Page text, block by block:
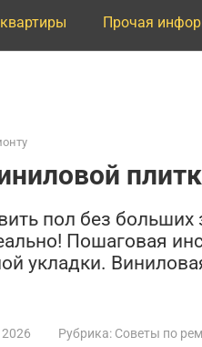
Прочая
пол без больших
Пошаговая
укладки.
Рубрика: Советы по